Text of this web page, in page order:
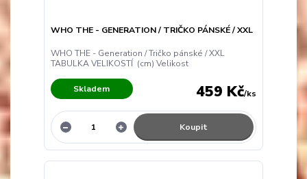
WHO THE - GENERATION / TRIČKO PÁNSKÉ / XXL
WHO THE - Generation / Tričko pánské / XXL
TABULKA VELIKOSTÍ (cm) Velikost
459 Kč/ks
Skladem
Koupit